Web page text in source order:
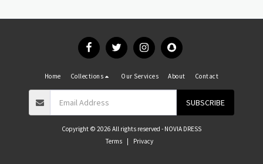
Home Collections Our Services About Contact
SUBSCRIBE
Copyright © 2026 All rights reserved - NOVIA DRESS
Terms| Privacy